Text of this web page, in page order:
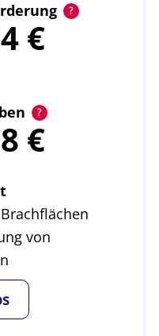
von